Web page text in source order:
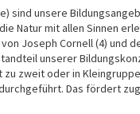
sind unsere
Natur mit allen Sinnen
Joseph Cornell (4) und
unserer
zweit oder in
Das fördert